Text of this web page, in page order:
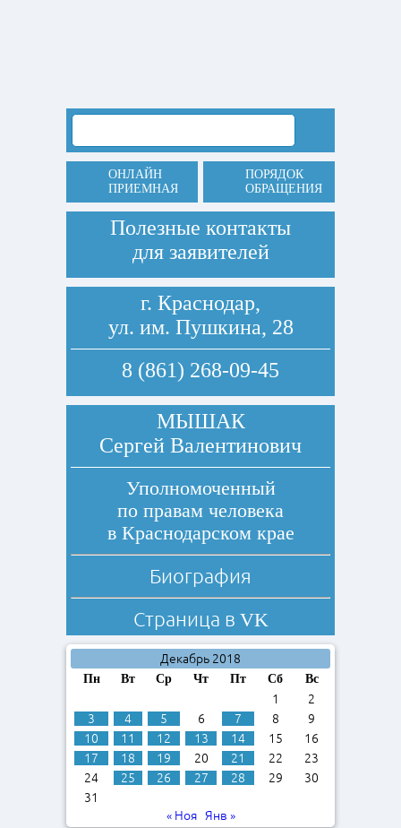
ОНЛАЙН
ПРИЕМНАЯ
ПОРЯДОК
ОБРАЩЕНИЯ
Полезные контакты
для заявителей
г. Краснодар,
ул. им. Пушкина, 28
8 (861) 268-09-45
МЫШАК
Сергей Валентинович
Уполномоченный
по правам человека
в Краснодарском крае
Биография
Страница в VK
Декабрь 2018
Пн Вт Ср Чт Пт Сб Вс
1
2
3
4 5 6 7 8
9
10
11 12 13 14 15
16
17
18 19 20 21 22
23
24
25 26 27 28 29
30
31
« Ноя Янв »